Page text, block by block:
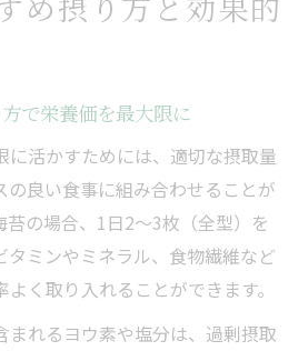
で栄養価を最大限に
に活かすためには、適切な摂取量
の良い食事に組み合わせることが
苔の場合、1日2～3枚（全型）を
タミンやミネラル、食物繊維など
く取り入れることができます。
まれるヨウ素や塩分は、過剰摂取